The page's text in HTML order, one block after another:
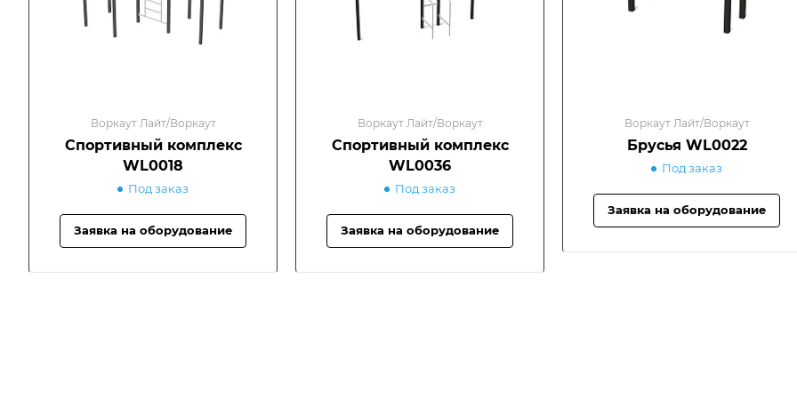
Воркаут Лайт/Воркаут
Спортивный комплекс
WL0018
Под заказ
Заявка на оборудование
Воркаут Лайт/Воркаут
Спортивный комплекс
WL0036
Под заказ
Заявка на оборудование
Воркаут Лайт/Воркаут
Брусья WL0022
Под заказ
Заявка на оборудование